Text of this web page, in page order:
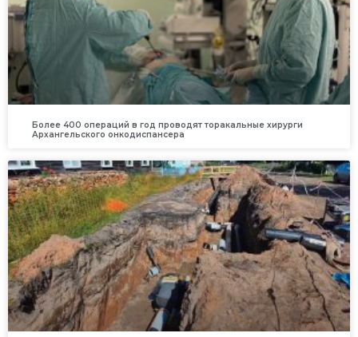
Более 400 операций в год проводят торакальные хирурги
Архангельского онкодиспансера